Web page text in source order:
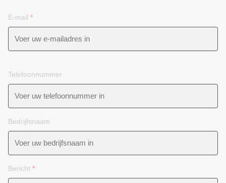
E-mail *
Telefoonnummer
Bedrijfsnaam
Bericht *